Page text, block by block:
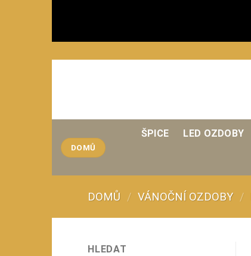
na
DOMŮ
ŠPICE LED OZDOBY
DOMŮ / VÁNOČNÍ OZDOBY /
HLEDAT